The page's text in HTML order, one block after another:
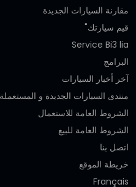
مقارنة السيارات الجديدة
قيم سيارتك"
Service Bi3 lia
البرامج
آخر أخبار السيارات
منتدى السيارات الجديدة و المستعملة
الشروط العامة للاستعمال
الشروط العامة للبيع
اتصل بنا
خريطة الموقع
Français